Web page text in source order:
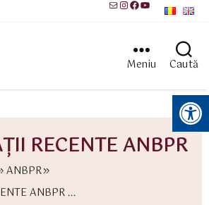
MailInstagram
Facebook
YouTube
Meniu Caută
Instrumente pentru accesibilitate
RECENTE ANBPR
ANBPR
ANBPR ...